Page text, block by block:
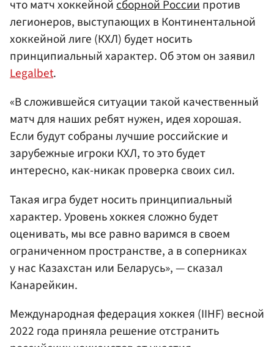
что матч хоккейнойсборной Россиипротив
легионеров, выступающих в Континентальной
хоккейной лиге (КХЛ) будет носить
принципиальный характер. Об этом он заявил
Legalbet.
«В сложившейся ситуации такой качественный
матч для наших ребят нужен, идея хорошая.
Если будут собраны лучшие российские и
зарубежные игроки КХЛ, то это будет
интересно, как-никак проверка своих сил.
Такая игра будет носить принципиальный
характер. Уровень хоккея сложно будет
оценивать, мы все равно варимся в своем
ограниченном пространстве, а в соперниках
у нас Казахстан или Беларусь», — сказал
Канарейкин.
Международная федерация хоккея (IIHF) весной
2022 года приняла решение отстранить